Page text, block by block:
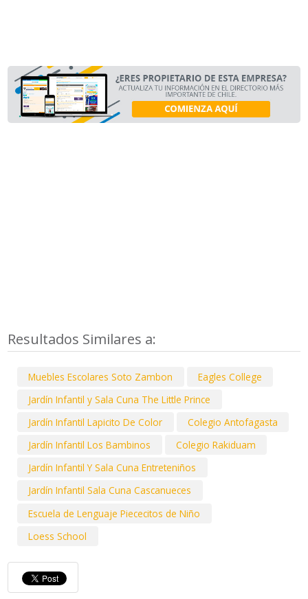
Resultados Similares a:
Muebles Escolares Soto Zambon
Eagles College
Jardín Infantil y Sala Cuna The Little Prince
Jardín Infantil Lapicito De Color
Colegio Antofagasta
Jardín Infantil Los Bambinos
Colegio Rakiduam
Jardín Infantil Y Sala Cuna Entreteniños
Jardín Infantil Sala Cuna Cascanueces
Escuela de Lenguaje Piececitos de Niño
Loess School